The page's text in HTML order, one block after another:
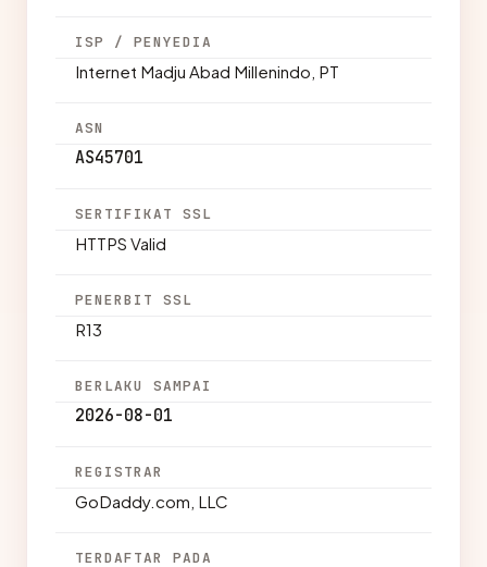
ISP / PENYEDIA
Internet Madju Abad Millenindo, PT
ASN
AS45701
SERTIFIKAT SSL
HTTPS Valid
PENERBIT SSL
R13
BERLAKU SAMPAI
2026-08-01
REGISTRAR
GoDaddy.com, LLC
TERDAFTAR PADA